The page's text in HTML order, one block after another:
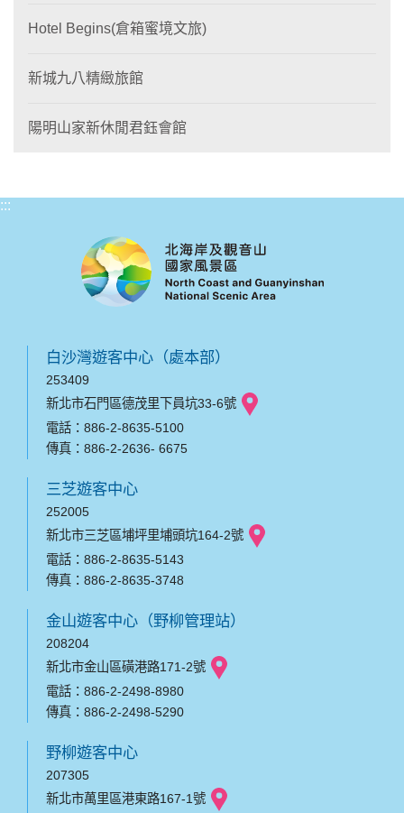
Hotel Begins(倉箱蜜境文旅)
新城九八精緻旅館
陽明山家新休閒君鈺會館
:::
白沙灣遊客中心（處本部）
253409
新北市石門區德茂里下員坑33-6號
電話：886-2-8635-5100
傳真：886-2-2636- 6675
三芝遊客中心
252005
新北市三芝區埔坪里埔頭坑164-2號
電話：886-2-8635-5143
傳真：886-2-8635-3748
金山遊客中心（野柳管理站）
208204
新北市金山區磺港路171-2號
電話：886-2-2498-8980
傳真：886-2-2498-5290
野柳遊客中心
207305
新北市萬里區港東路167-1號